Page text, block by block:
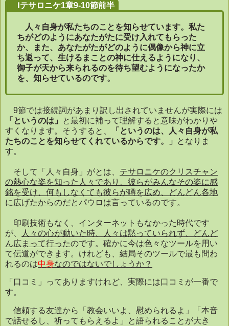
Ⅰテサロニケ1章9-10節前半
人々自身が私たちのことを知らせています。私た
ちがどのようにあなたがたに受け入れてもらった
か、また、あなたがたがどのように偶像から神に立
ち返って、生けるまことの神に仕えるようになり、
御子が天から来られるのを待ち望むようになったか
を、知らせているのです。
9節では接続詞があまり訳し出されていませんが実際には
「というのは」
と最初に補って理解すると意味がわかりや
すくなります。そうすると、
「というのは、人々自身が私
たちのことを知らせてくれているからです。」
となりま
す。
そして「人々自身」がとは、 テサロニケのクリスチャン
の熱心な姿を知った人々であり、彼らがみんなその姿に感
銘を受け、何もしなくても彼らが噂を広め、どんどん各地
に広げたからのだとパウロは言っているのです。
印刷技術もなく、インターネットもなかった時代です
が、
人々の心が動いた時、人々は黙っていられず、どんど
ん広まって行ったのです。確かに今は色々なツールを用い
て伝道ができます。けれども、結局そのツールで最も問わ
れるのは中身なのではないでしょうか？
「口コミ」ってありますけれど、実際には口コミが一番で
す。
信頼する友達から「教会いいよ、慰められるよ」「本音
で話せるし、祈ってもらえるよ」と語られることが大き